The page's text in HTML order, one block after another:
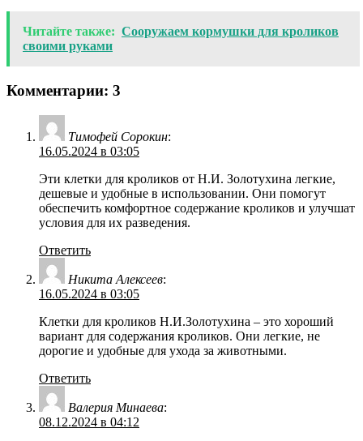
Читайте также: Сооружаем кормушки для кроликов
своими руками
Комментарии: 3
Тимофей Сорокин:
16.05.2024 в 03:05
Эти клетки для кроликов от Н.И. Золотухина легкие,
дешевые и удобные в использовании. Они помогут
обеспечить комфортное содержание кроликов и улучшат
условия для их разведения.
Ответить
Никита Алексеев:
16.05.2024 в 03:05
Клетки для кроликов Н.И.Золотухина – это хороший
вариант для содержания кроликов. Они легкие, не
дорогие и удобные для ухода за животными.
Ответить
Валерия Минаева:
08.12.2024 в 04:12